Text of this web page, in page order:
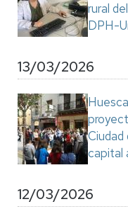
rural
DPH-
13/03/2026
Ciudad
capital
12/03/2026